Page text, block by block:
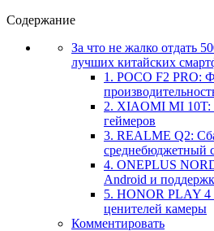
Содержание
За что не жалко отдать
лучших китайских
1. POCO F2 PRO:
2. XIAOMI MI 10T:
геймеров
3. REALME Q2:
среднебюджетный
4. ONEPLUS
Android и
5. HONOR PLAY 4
ценителей камеры
Комментировать